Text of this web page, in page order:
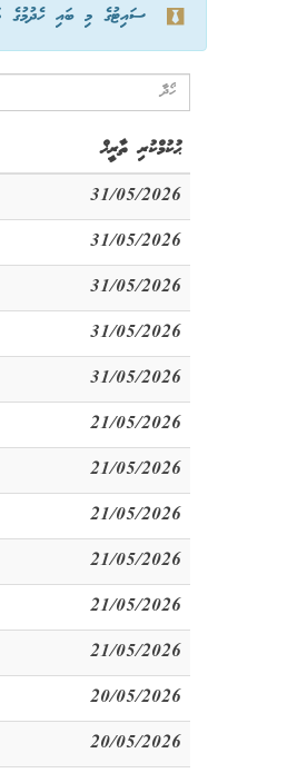
ސައިޓުގެ މި ބައި ހެދުމުގެ
ޙުކުމްކުރި ތާރީޚް
31/05/2026
31/05/2026
31/05/2026
31/05/2026
31/05/2026
21/05/2026
21/05/2026
21/05/2026
21/05/2026
21/05/2026
21/05/2026
20/05/2026
20/05/2026